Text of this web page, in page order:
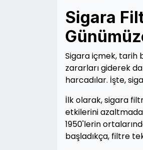
Sigara
Sigara içmek, tarih
zararları giderek
harcadılar. İşte,
İlk olarak, sigara
etkilerini
1950'lerin
başladıkça, filtre